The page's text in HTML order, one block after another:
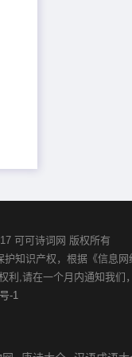
可可诗词网 版权所有
护知识产权，根据《信息
利,请在一个月内通知我们
-1